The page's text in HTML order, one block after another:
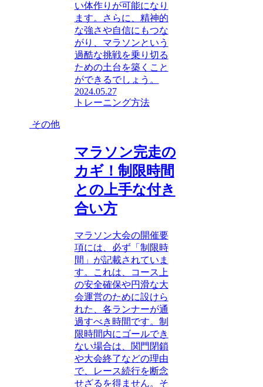
い体作りが可能になり
ます。さらに、精神的
な強さや自信にもつな
がり、マラソンという
過酷な挑戦を乗り切る
ための土台を築くこと
ができるでしょう。
2024.05.27
トレーニング方法
その他
マラソン完走の
カギ！制限時間
との上手な付き
合い方
マラソン大会の開催要
項には、必ず「制限時
間」が記載されていま
す。これは、コース上
の安全確保や円滑な大
会運営のために設けら
れた、各ランナーが通
過すべき時間です。制
限時間内にゴールでき
ない場合は、関門閉鎖
や大会終了などの理由
で、レース続行を断念
せざるを得ません。そ